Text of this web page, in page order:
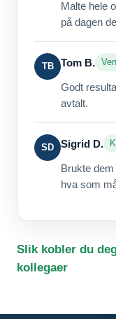
Malte hele
på dagen
TB Tom B.
Godt
avtalt.
SD Sigrid D.
Brukte
hva som
Slik kobler du
kollegaer